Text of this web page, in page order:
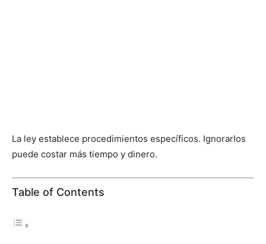
La ley establece procedimientos específicos. Ignorarlos
puede costar más tiempo y dinero.
Table of Contents